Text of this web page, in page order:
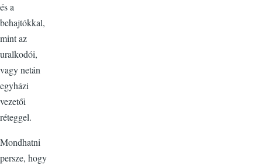
és a
behajtókkal,
mint az
uralkodói,
vagy netán
egyházi
vezetői
réteggel.
Mondhatni
persze, hogy